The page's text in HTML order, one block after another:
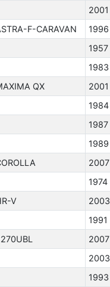
2001
F-CARAVAN 1996
1957
1983
QX 2001
1984
1987
1989
2007
1974
V 2003
1991
2007
2003
1993